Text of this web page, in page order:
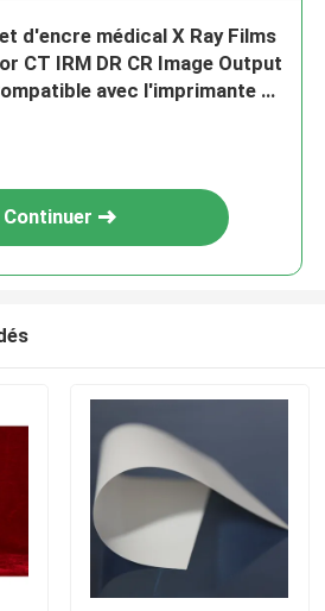
d'encre médical X Ray Films
CT IRM DR CR Image Output
avec l'imprimante de
Continuer